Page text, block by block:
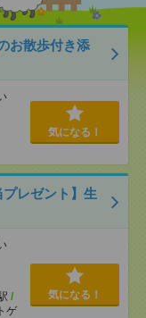
お散歩付き添
気になる！
レゼント】生
/
ゲ
気になる！